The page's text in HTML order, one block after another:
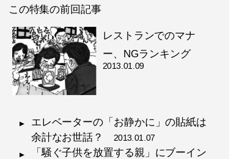
この特集の前回記事
レストランでのマナ
ー、NGランキング
2013.01.09
エレベーターの「お静かに」の貼紙は
余計なお世話？ 2013.01.07
「騒ぐ子供を放置する親」にブーイン